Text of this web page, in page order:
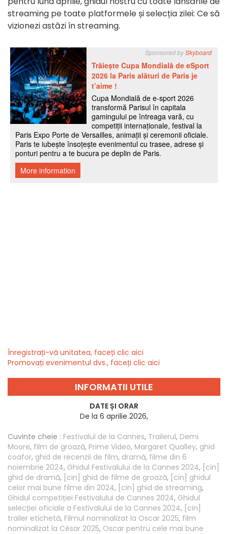
streaming pe toate platformele și selecția zilei: Ce să
vizionezi astăzi în streaming.
Înregistrați-vă unitatea, faceți clic aici
Promovați evenimentul dvs., faceți clic aici
INFORMATII UTILE
DATE ȘI ORAR
De la 6 aprilie 2026,
Cuvinte cheie : Festivalul de la Cannes, Trailerul, Demi
Moore, film de groază, Prime Video, Margaret Qualley, ghid
coafor, ghid de recenzii de film, dramă, filme din 6
noiembrie 2024, Ghidul Festivalului de la Cannes 2024, [cin]
ghid de dramă, [cin] ghid de filme de groază, [cin] ghidul
celor mai bune filme din 2024, [cin] ghid de streaming,
Ghidul competiției Festivalului de Cannes 2024, Ghidul
selecției oficiale a Festivalului de la Cannes 2024, [cin]
trailer etichetă, Filmul nominalizat la Oscar 2025, film
nominalizat la César 2025, Oscar pentru cele mai bune